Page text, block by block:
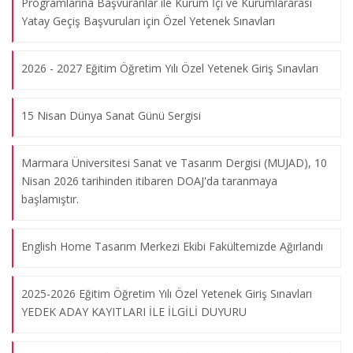
Yatay Geçiş Başvuruları için Özel Yetenek Sınavları
2026 - 2027 Eğitim Öğretim Yılı Özel Yetenek Giriş Sınavları
15 Nisan Dünya Sanat Günü Sergisi
Marmara Üniversitesi Sanat ve Tasarım Dergisi (MUJAD), 10
Nisan 2026 tarihinden itibaren DOAJ'da taranmaya
başlamıştır.
English Home Tasarım Merkezi Ekibi Fakültemizde Ağırlandı
2025-2026 Eğitim Öğretim Yılı Özel Yetenek Giriş Sınavları
YEDEK ADAY KAYITLARI İLE İLGİLİ DUYURU
06.08.2026
"Görünür Görünmez Beden" Sergisi
"Statü Krizi" Sergisi
06.08.2026
Marmara Flüt Orkestrası Konseri